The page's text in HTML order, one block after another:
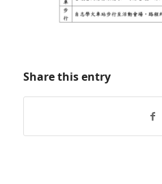
Share this entry